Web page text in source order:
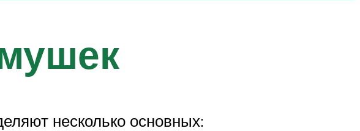
несколько основных: